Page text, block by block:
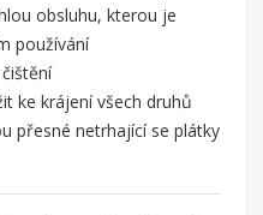
obsluhu, kterou je
používání
ke krájení všech druhů
přesné netrhající se plátky